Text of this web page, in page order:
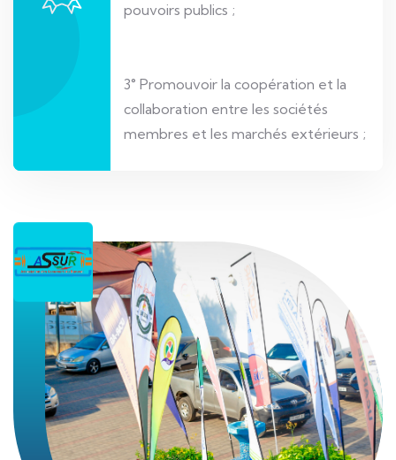
pouvoirs publics ;
3° Promouvoir la coopération et la
collaboration entre les sociétés
membres et les marchés extérieurs ;